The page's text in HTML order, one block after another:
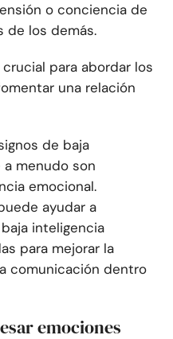
o conciencia de
de los demás.
para abordar los
una relación
de baja
menudo son
emocional.
ayudar a
inteligencia
para mejorar la
comunicación dentro
emociones